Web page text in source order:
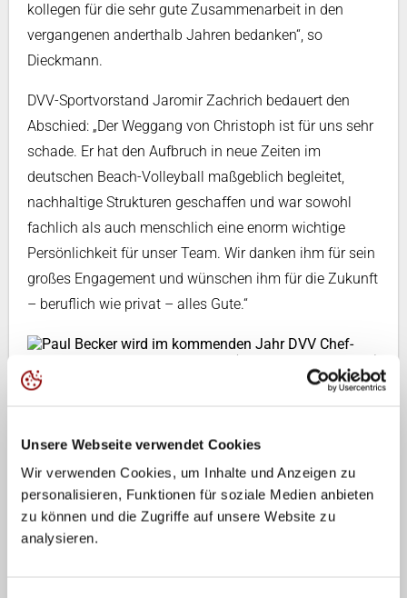
Unsere Webseite verwendet Cookies
Wir verwenden Cookies, um Inhalte und Anzeigen zu
personalisieren, Funktionen für soziale Medien anbieten
zu können und die Zugriffe auf unsere Website zu
analysieren.
kollegen für die sehr gute Zusammenarbeit in den
vergangenen anderthalb Jahren bedanken“, so
Dieckmann.
DVV-Sportvorstand Jaromir Zachrich bedauert den
Abschied: „Der Weggang von Christoph ist für uns sehr
schade. Er hat den Aufbruch in neue Zeiten im
deutschen Beach-Volleyball maßgeblich begleitet,
nachhaltige Strukturen geschaffen und war sowohl
fachlich als auch menschlich eine enorm wichtige
Persönlichkeit für unser Team. Wir danken ihm für sein
großes Engagement und wünschen ihm für die Zukunft
– beruflich wie privat – alles Gute.“
Paul Becker wird im kommenden Jahr DVV Chef-Bundestrainer Beach-
Mit Paul Becker hat der DVV schnell einen Nachfolger
mit hervorragender Arbeit für höhere Aufgaben
empfohlen. Wenn wir sehen, dass jemand im Verband
bereit ist für den nächsten Schritt, wollen wir das